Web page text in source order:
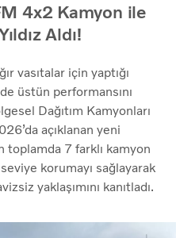
4x2 Kamyon ile
Aldı!
vasıtalar için yaptığı
üstün performansını
Dağıtım Kamyonları
açıklanan yeni
toplamda 7 farklı kamyon
korumayı sağlayarak
yaklaşımını kanıtladı.